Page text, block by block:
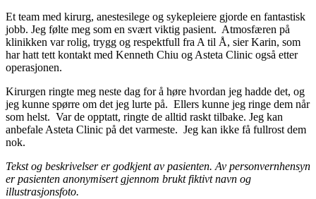
Et team med kirurg, anestesilege og sykepleiere gjorde en fantastisk
jobb. Jeg følte meg som en svært viktig pasient. Atmosfæren på
klinikken var rolig, trygg og respektfull fra A til Å, sier Karin, som
har hatt tett kontakt med Kenneth Chiu og Asteta Clinic også etter
operasjonen.
Kirurgen ringte meg neste dag for å høre hvordan jeg hadde det, og
jeg kunne spørre om det jeg lurte på. Ellers kunne jeg ringe dem når
som helst. Var de opptatt, ringte de alltid raskt tilbake. Jeg kan
anbefale Asteta Clinic på det varmeste. Jeg kan ikke få fullrost dem
nok.
Tekst og beskrivelser er godkjent av pasienten. Av personvernhensyn
er pasienten anonymisert gjennom brukt fiktivt navn og
illustrasjonsfoto.